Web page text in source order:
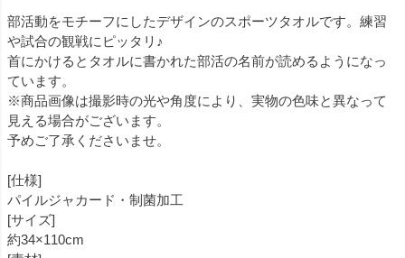
部活動をモチーフにしたデザインのスポーツタオルです。練習
や試合の観戦にピッタリ♪
首にかけるとタオルに書かれた部活の名前が読めるようになっ
ています。
※商品画像は撮影時の光や角度により、実物の色味と異なって
見える場合がございます。
予めご了承くださいませ。
[仕様]
パイルジャカード・制菌加工
[サイズ]
約34×110cm